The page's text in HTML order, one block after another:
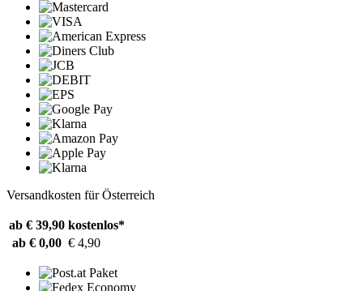
Versandkosten für Österreich
ab € 39,90 kostenlos*
ab € 0,00 € 4,90